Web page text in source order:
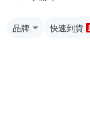
品牌 快速到貨